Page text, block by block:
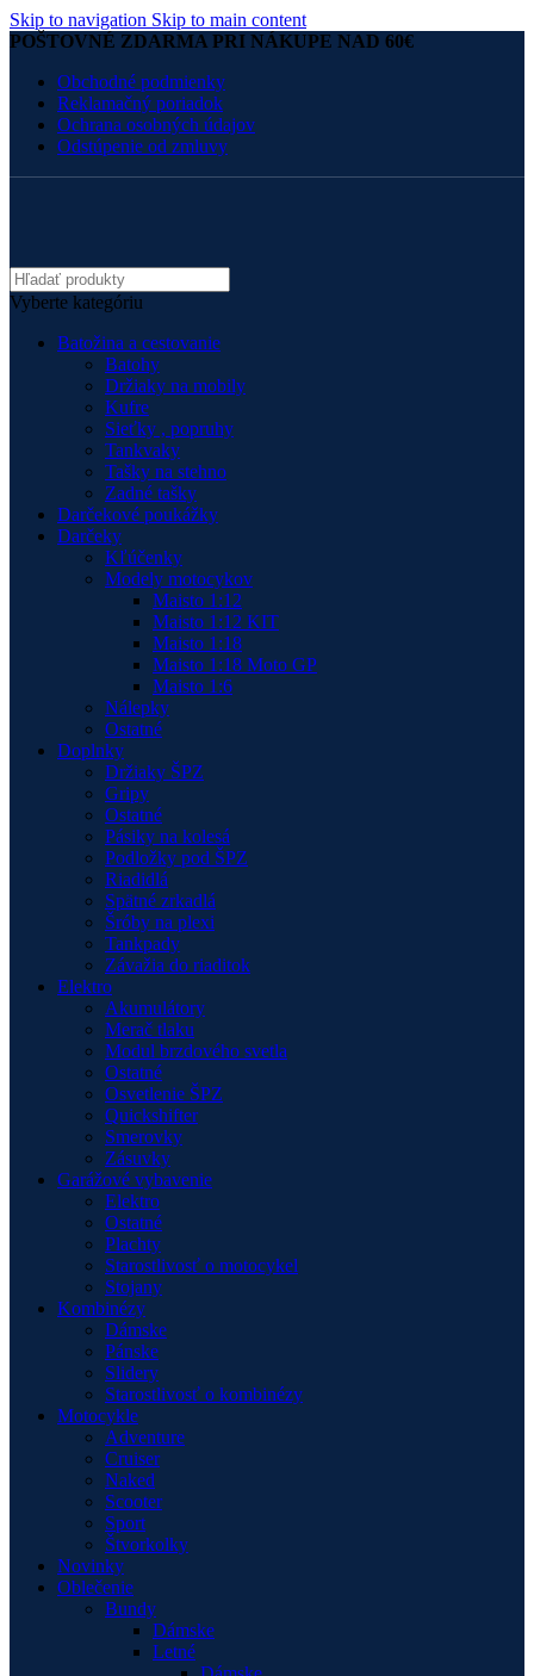
Skip to navigation Skip to main content
POŠTOVNÉ ZDARMA PRI NÁKUPE NAD 60€
Obchodné podmienky
Reklamačný poriadok
Ochrana osobných údajov
Odstúpenie od zmluvy
Vyberte kategóriu
Batožina a cestovanie
Batohy
Držiaky na mobily
Kufre
Sieťky , popruhy
Tankvaky
Tašky na stehno
Zadné tašky
Darčekové poukážky
Darčeky
Kľúčenky
Modely motocykov
Maisto 1:12
Maisto 1:12 KIT
Maisto 1:18
Maisto 1:18 Moto GP
Maisto 1:6
Nálepky
Ostatné
Doplnky
Držiaky ŠPZ
Gripy
Ostatné
Pásiky na kolesá
Podložky pod ŠPZ
Riadidlá
Spätné zrkadlá
Šróby na plexi
Tankpady
Závažia do riaditok
Elektro
Akumulátory
Merač tlaku
Modul brzdového svetla
Ostatné
Osvetlenie ŠPZ
Quickshifter
Smerovky
Zásuvky
Garážové vybavenie
Elektro
Ostatné
Plachty
Starostlivosť o motocykel
Stojany
Kombinézy
Dámske
Pánske
Slidery
Starostlivosť o kombinézy
Motocykle
Adventure
Cruiser
Naked
Scooter
Sport
Štvorkolky
Novinky
Oblečenie
Bundy
Dámske
Letné